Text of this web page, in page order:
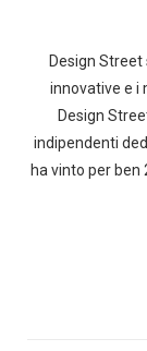
Design
innovative e i
Design
indipendenti
ha vinto per ben